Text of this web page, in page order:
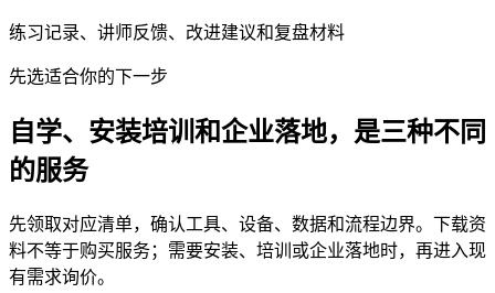
练习记录、讲师反馈、改进建议和复盘材料
先选适合你的下一步
自学、安装培训和企业落地，是三种不同
的服务
先领取对应清单，确认工具、设备、数据和流程边界。下载资
料不等于购买服务；需要安装、培训或企业落地时，再进入现
有需求询价。